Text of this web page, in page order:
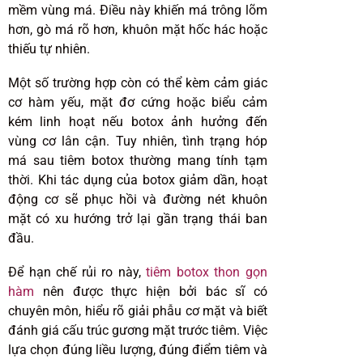
mềm vùng má. Điều này khiến má trông lõm
hơn, gò má rõ hơn, khuôn mặt hốc hác hoặc
thiếu tự nhiên.
Một số trường hợp còn có thể kèm cảm giác
cơ hàm yếu, mặt đơ cứng hoặc biểu cảm
kém linh hoạt nếu botox ảnh hưởng đến
vùng cơ lân cận. Tuy nhiên, tình trạng hóp
má sau tiêm botox thường mang tính tạm
thời. Khi tác dụng của botox giảm dần, hoạt
động cơ sẽ phục hồi và đường nét khuôn
mặt có xu hướng trở lại gần trạng thái ban
đầu.
Để hạn chế rủi ro này,tiêm botox thon gọn
hàm nên được thực hiện bởi bác sĩ có
chuyên môn, hiểu rõ giải phẫu cơ mặt và biết
đánh giá cấu trúc gương mặt trước tiêm. Việc
lựa chọn đúng liều lượng, đúng điểm tiêm và